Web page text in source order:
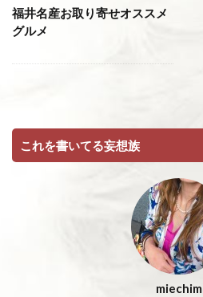
福井名産お取り寄せオススメ
グルメ
これを書いてる妄想族
miechim